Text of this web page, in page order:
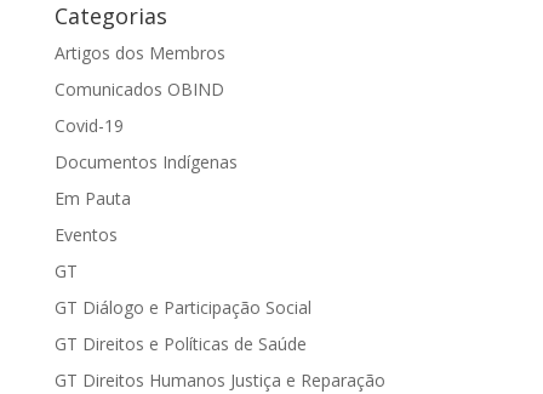
Categorias
Artigos dos Membros
Comunicados OBIND
Covid-19
Documentos Indígenas
Em Pauta
Eventos
GT
GT Diálogo e Participação Social
GT Direitos e Políticas de Saúde
GT Direitos Humanos Justiça e Reparação